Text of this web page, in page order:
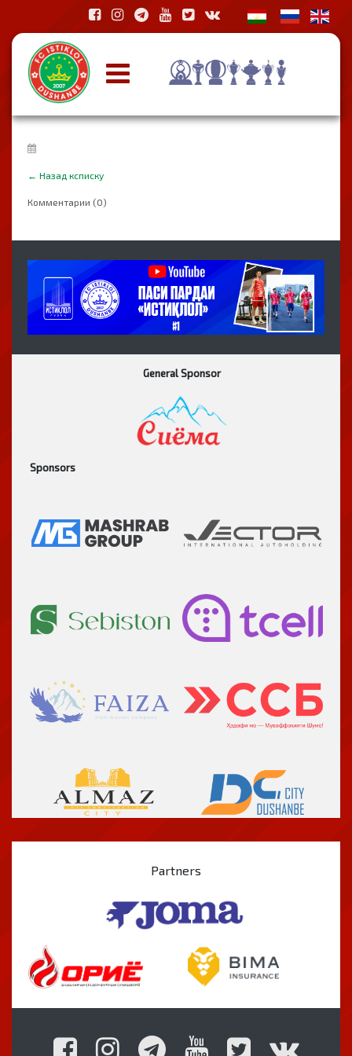
← Назад ксписку
Комментарии (0)
General Sponsor
Sponsors
Partners